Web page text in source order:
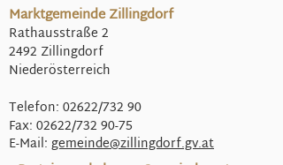
Marktgemeinde Zillingdorf
Rathausstraße 2
2492 Zillingdorf
Niederösterreich
Telefon: 02622/732 90
Fax: 02622/732 90-75
E-Mail: gemeinde@zillingdorf.gv.at